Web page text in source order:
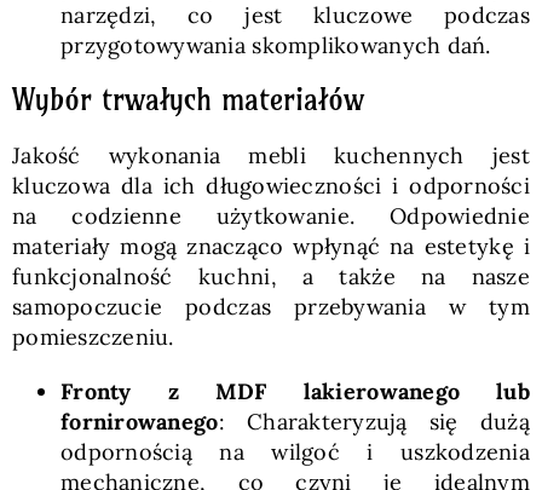
narzędzi, co jest kluczowe podczas
przygotowywania skomplikowanych dań.
Wybór trwałych materiałów
Jakość wykonania mebli kuchennych jest
kluczowa dla ich długowieczności i odporności
na codzienne użytkowanie. Odpowiednie
materiały mogą znacząco wpłynąć na estetykę i
funkcjonalność kuchni, a także na nasze
samopoczucie podczas przebywania w tym
pomieszczeniu.
Fronty z MDF lakierowanego lub
fornirowanego: Charakteryzują się dużą
odpornością na wilgoć i uszkodzenia
mechaniczne, co czyni je idealnym